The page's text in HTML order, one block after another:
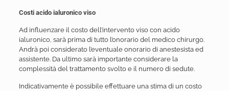
Costi acido ialuronico viso
Ad influenzare il costo dell’intervento viso con acido
ialuronico, sarà prima di tutto l’onorario del medico chirurgo.
Andrà poi considerato l’eventuale onorario di anestesista ed
assistente. Da ultimo sarà importante considerare la
complessità del trattamento svolto e il numero di sedute.
Indicativamente è possibile effettuare una stima di un costo